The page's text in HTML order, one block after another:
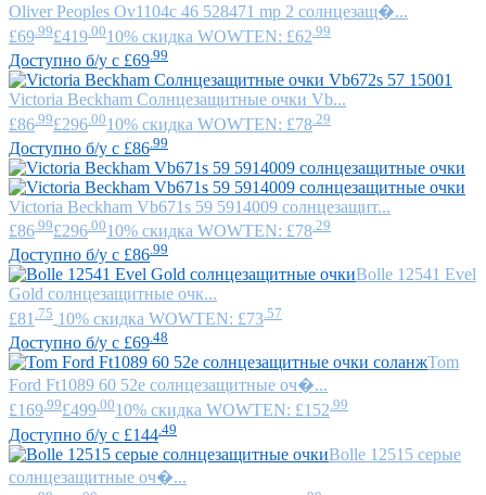
Oliver Peoples Ov1104c 46 528471 mp 2 солнцезащ�...
£69 .99£419 .0010% скидка WOWTEN: £62 .99
Доступно б/у с £69 .99
Victoria Beckham Солнцезащитные очки Vb...
£86 .99£296 .0010% скидка WOWTEN: £78 .29
Доступно б/у с £86 .99
Victoria Beckham Vb671s 59 5914009 солнцезащит...
£86 .99£296 .0010% скидка WOWTEN: £78 .29
Доступно б/у с £86.99
Bolle 12541 Evel
Gold солнцезащитные очк...
£81 .75 10% скидка WOWTEN: £73 .57
Доступно б/у с £69 .48
Tom
Ford Ft1089 60 52e солнцезащитные оч�...
£169.99£499.0010% скидка WOWTEN: £152.99
Доступно б/у с £144 .49
Bolle 12515 серые
солнцезащитные оч�...